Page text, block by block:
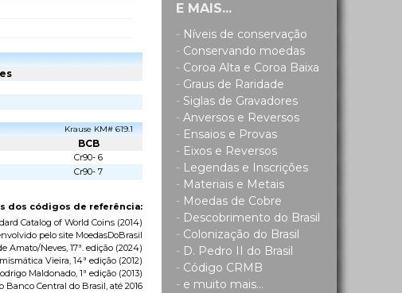
E MAIS...
- Níveis de conservação
- Conservando moedas
- Coroa Alta e Coroa Baixa
- Graus de Raridade
- Siglas de Gravadores
- Anversos e Reversos
- Ensaios e Provas
- Eixos e Reversos
- Legendas e Inscrições
- Materiais e Metais
- Moedas de Cobre
- Descobrimento do Brasil
- Colonização do Brasil
- D. Pedro II do Brasil
- Código CRMB
- e muito mais...
Krause KM# 619.1
BCB
Cr90- 6
Cr90- 7
dos códigos de referência:
Catalog of World Coins (2014)
pelo site MoedasDoBrasil
Amato/Neves, 17ª. edição (2024)
Vieira, 14ª edição (2012)
Maldonado, 1ª edição (2013)
Banco Central do Brasil, até 2016